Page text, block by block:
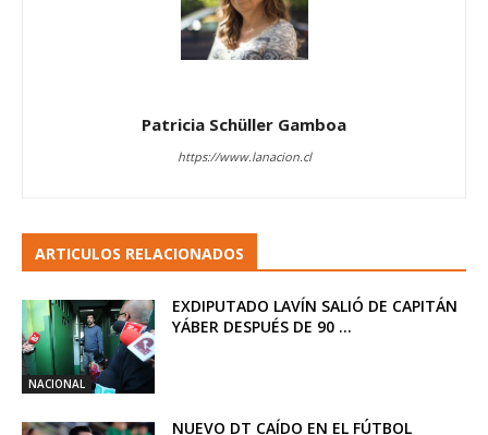
Patricia Schüller Gamboa
https://www.lanacion.cl
ARTICULOS RELACIONADOS
NACIONAL
EXDIPUTADO LAVÍN SALIÓ DE CAPITÁN
YÁBER DESPUÉS DE 90 ...
NUEVO DT CAÍDO EN EL FÚTBOL